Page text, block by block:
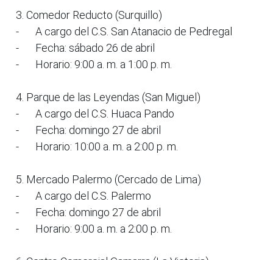
3. Comedor Reducto (Surquillo)
-
A cargo del C.S. San Atanacio de Pedregal
-
Fecha: sábado 26 de abril
-
Horario: 9:00 a. m. a 1:00 p. m.
4. Parque de las Leyendas (San Miguel)
-
A cargo del C.S. Huaca Pando
-
Fecha: domingo 27 de abril
-
Horario: 10:00 a. m. a 2:00 p. m.
5. Mercado Palermo (Cercado de Lima)
-
A cargo del C.S. Palermo
-
Fecha: domingo 27 de abril
-
Horario: 9:00 a. m. a 2:00 p. m.